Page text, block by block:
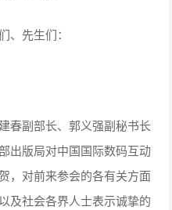
先生们：
春副部长、郭义强副秘书长
出版局对中国国际数码互动
，对前来参会的各有关方面
及社会各界人士表示诚挚的